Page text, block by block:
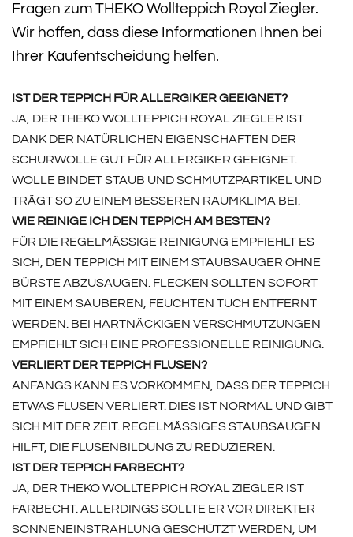
Fragen zum THEKO Wollteppich Royal Ziegler.
Wir hoffen, dass diese Informationen Ihnen bei
Ihrer Kaufentscheidung helfen.
IST DER TEPPICH FÜR ALLERGIKER GEEIGNET?
JA, DER THEKO WOLLTEPPICH ROYAL ZIEGLER IST
DANK DER NATÜRLICHEN EIGENSCHAFTEN DER
SCHURWOLLE GUT FÜR ALLERGIKER GEEIGNET.
WOLLE BINDET STAUB UND SCHMUTZPARTIKEL UND
TRÄGT SO ZU EINEM BESSEREN RAUMKLIMA BEI.
WIE REINIGE ICH DEN TEPPICH AM BESTEN?
FÜR DIE REGELMÄSSIGE REINIGUNG EMPFIEHLT ES S
ICH, DEN TEPPICH MIT EINEM STAUBSAUGER OHNE B
ÜRSTE ABZUSAUGEN. FLECKEN SOLLTEN SOFORT M
IT EINEM SAUBEREN, FEUCHTEN TUCH ENTFERNT W
ERDEN. BEI HARTNÄCKIGEN VERSCHMUTZUNGEN E
MPFIEHLT SICH EINE PROFESSIONELLE REINIGUNG.
VERLIERT DER TEPPICH FLUSEN?
ANFANGS KANN ES VORKOMMEN, DASS DER TEPPICH
ETWAS FLUSEN VERLIERT. DIES IST NORMAL UND GIBT
SICH MIT DER ZEIT. REGELMÄSSIGES STAUBSAUGEN H
ILFT, DIE FLUSENBILDUNG ZU REDUZIEREN.
IST DER TEPPICH FARBECHT?
JA, DER THEKO WOLLTEPPICH ROYAL ZIEGLER IST
FARBECHT. ALLERDINGS SOLLTE ER VOR DIREKTER
SONNENEINSTRAHLUNG GESCHÜTZT WERDEN, UM